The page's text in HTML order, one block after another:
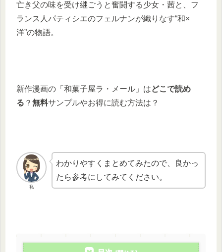
亡き父の味を受け継ごうと奮闘する少女・茜と、フ
ランス人パティシエのフェルナンが織りなす“和×
洋”の物語。
新作漫画の「和菓子屋ラ・メール」はどこで読め
る ？ 無料サンプルやお得に読む方法は？
私
わかりやすくまとめてみたので、良かっ
たら参考にしてみてください。